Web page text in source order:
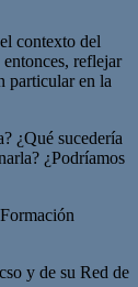
contexto del
reflejar
particular en la
¿Qué sucedería
¿Podríamos
y de su Red de